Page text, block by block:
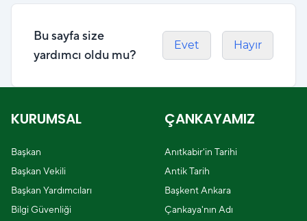
Bu sayfa size
yardımcı oldu mu?
Evet Hayır
KURUMSAL
Başkan
Başkan Vekili
Başkan Yardımcıları
Bilgi Güvenliği
ÇANKAYAMIZ
Anıtkabir'in Tarihi
Antik Tarih
Başkent Ankara
Çankaya'nın Adı